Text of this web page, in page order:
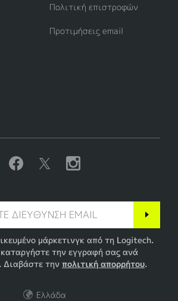
Πολιτική επιστροφών
Προτιμήσεις email
μάρκετινγκ από τη Logitech.
την εγγραφή σας ανά
Διαβάστε την πολιτική απορρήτου.
Ελλάδα